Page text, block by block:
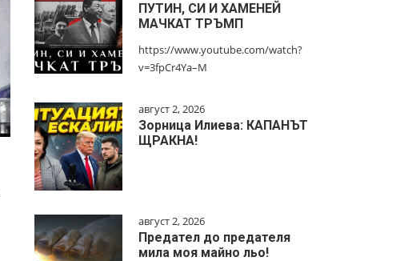
ПУТИН, СИ И ХАМЕНЕЙ
МАЧКАТ ТРЪМП
https://www.youtube.com/watch?
v=3fpCr4Ya–M
август 2, 2026
Зорница Илиева: КАПАНЪТ
ЩРАКНА!
август 2, 2026
Предател до предателя
мила моя майно льо!